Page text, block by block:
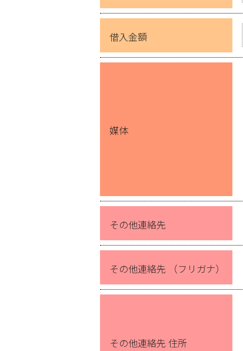
借入金額
媒体
その他連絡先
その他連絡先 （フリガナ）
その他連絡先 住所